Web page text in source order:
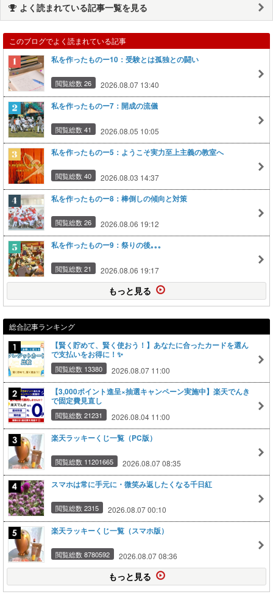
よく読まれている記事一覧を見る
このブログでよく読まれている記事
私を作ったものー10：受験とは孤独との闘い
閲覧総数 26 2026.08.07 13:40
私を作ったものー7：開成の流儀
閲覧総数 41 2026.08.05 10:05
私を作ったものー5：ようこそ実力至上主義の教室へ
閲覧総数 40 2026.08.03 14:37
私を作ったものー8：棒倒しの傾向と対策
閲覧総数 26 2026.08.06 19:12
私を作ったものー9：祭りの後｡｡｡
閲覧総数 21 2026.08.06 19:17
もっと見る
総合記事ランキング
【賢く貯めて、賢く使おう！】あなたに合ったカードを選ん
で支払いをお得に！✨
閲覧総数 13380 2026.08.07 11:00
【3,000ポイント進呈×抽選キャンペーン実施中】楽天でんき
で固定費見直し
閲覧総数 21231 2026.08.04 11:00
楽天ラッキーくじ一覧（PC版）
閲覧総数 11201665 2026.08.07 08:35
スマホは常に手元に・微笑み返したくなる千日紅
閲覧総数 2315 2026.08.07 00:10
楽天ラッキーくじ一覧（スマホ版）
閲覧総数 8780592 2026.08.07 08:36
もっと見る